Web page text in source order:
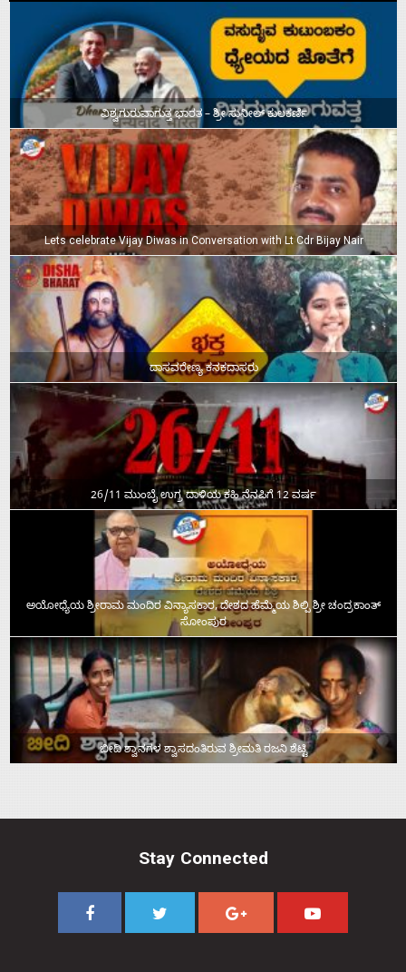
ವಿಶ್ವಗುರುವಾಗುತ್ತ ಭಾರತ – ಶ್ರೀ ಸುನೀಲ್‌ ಕುಲಕರ್ಣಿ
Lets celebrate Vijay Diwas in Conversation with Lt Cdr Bijay Nair
ದಾಸವರೇಣ್ಯ ಕನಕದಾಸರು
26/11 ಮುಂಬೈ ಉಗ್ರ ದಾಳಿಯ ಕಹಿ ನೆನಪಿಗೆ 12 ವರ್ಷ
ಅಯೋಧ್ಯೆಯ ಶ್ರೀರಾಮ ಮಂದಿರ ವಿನ್ಯಾಸಕಾರ, ದೇಶದ ಹೆಮ್ಮೆಯ ಶಿಲ್ಪಿ ಶ್ರೀ ಚಂದ್ರಕಾಂತ್‌
ಸೋಂಪುರ
ಬೀದಿ ಶ್ವಾನಗಳ ಶ್ವಾಸದಂತಿರುವ ಶ್ರೀಮತಿ ರಜನಿ ಶೆಟ್ಟಿ
Stay Connected